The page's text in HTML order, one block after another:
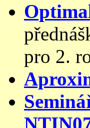
pro 2.